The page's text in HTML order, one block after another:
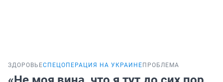
ЗДОРОВЬЕСПЕЦОПЕРАЦИЯ НА УКРАИНЕ ПРОБЛЕМА